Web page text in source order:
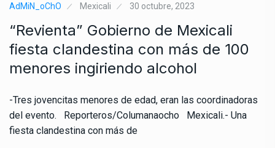
AdMiN_oChO Mexicali 30 octubre, 2023
“Revienta” Gobierno de Mexicali
fiesta clandestina con más de 100
menores ingiriendo alcohol
-Tres jovencitas menores de edad, eran las coordinadoras
del evento. Reporteros/Columanaocho Mexicali.- Una
fiesta clandestina con más de